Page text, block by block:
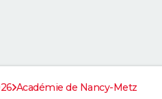
Académie de Nancy-Metz